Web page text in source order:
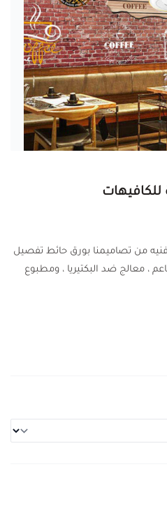
من تصاميمنا بورق حائط تفصيل
، معالج ضد البكتيريا ، ومطبوع